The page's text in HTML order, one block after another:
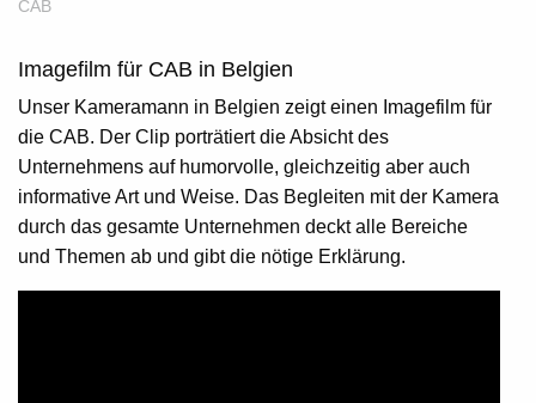
CAB
Imagefilm für CAB in Belgien
Unser Kameramann in Belgien zeigt einen Imagefilm für
die CAB. Der Clip porträtiert die Absicht des
Unternehmens auf humorvolle, gleichzeitig aber auch
informative Art und Weise. Das Begleiten mit der Kamera
durch das gesamte Unternehmen deckt alle Bereiche
und Themen ab und gibt die nötige Erklärung.